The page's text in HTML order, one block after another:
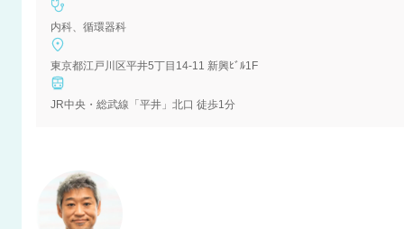
内科、循環器科
東京都江戸川区平井5丁目14-11 新興ﾋﾞﾙ1F
JR中央・総武線「平井」北口 徒歩1分